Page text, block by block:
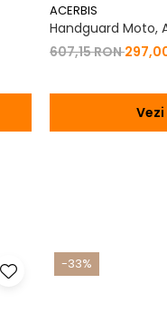
ACERBIS
Handguard Moto,
607,15 RON
-33%